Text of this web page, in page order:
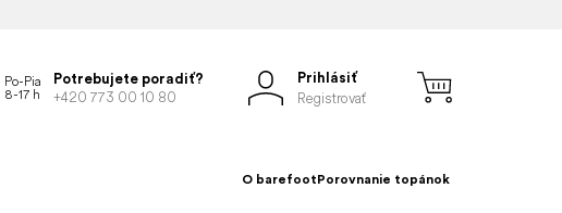
Potrebujete poradiť?
+420 773 00 10 80
Prihlásiť
Registrovať
O barefootPorovnanie topánok